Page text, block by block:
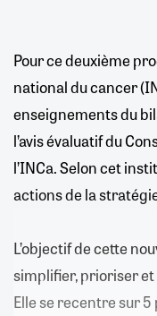
Pour ce deuxième
national du cancer
enseignements du
l’avis évaluatif du
l’INCa. Selon cet
actions de la
L’objectif de cette
simplifier, prioriser
Elle se recentre sur